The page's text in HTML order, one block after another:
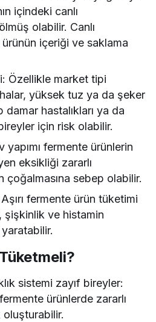
içindeki canlı
olabilir. Canlı
ürünün içeriği ve saklama
Özellikle market tipi
yüksek tuz ya da şeker
hastalıkları ya da
için risk olabilir.
yapımı fermente ürünlerin
eksikliği zararlı
çoğalmasına sebep olabilir.
fermente ürün tüketimi
şişkinlik ve histamin
sistemi zayıf bireyler:
ürünlerde zararlı